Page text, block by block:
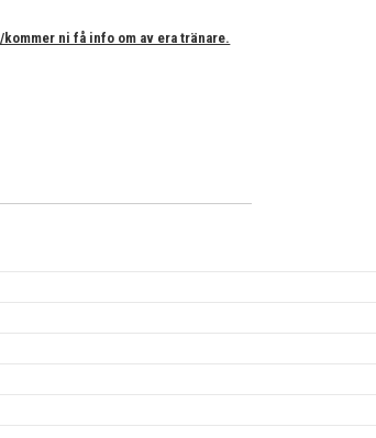
ni få info om av era tränare.